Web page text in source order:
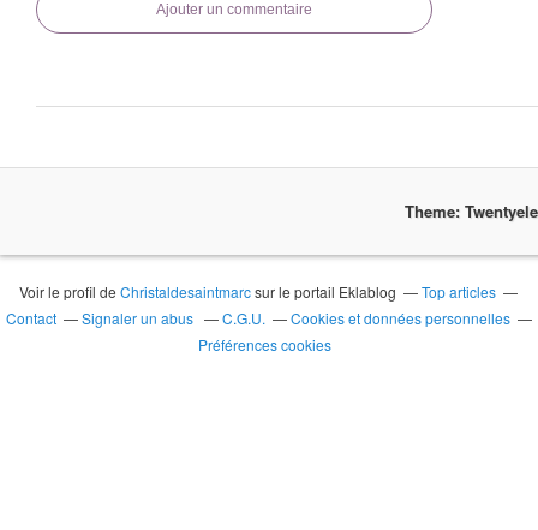
Ajouter un commentaire
Theme:
Voir le profil deChristaldesaintmarcsur le portail Eklablog
Top articles
Contact
Signaler un abus C.G.U.
Cookies et données personnelles
Préférences cookies